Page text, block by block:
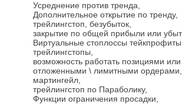
Усреднение против тренда,
Дополнительное открытие по тренду,
трейлингстоп, безубыток,
закрытие по общей прибыли или
Виртуальные стоплоссы
трейлингстопы,
возможность работать позициями или
отложенными \ лимитными ордерами,
мартингейл,
трейлингстоп по Параболику,
Функции ограничения просадки,